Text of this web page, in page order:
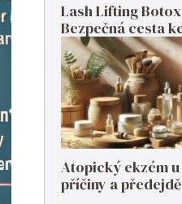
Lash Lifting
Bezpečná cesta
Atopický ekzém
příčiny a